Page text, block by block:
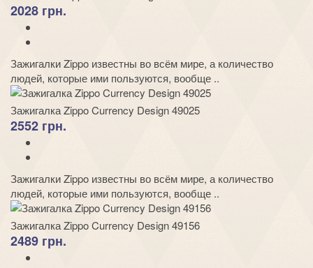
2028 грн.
Зажигалки Zippo известны во всём мире, а количество
людей, которые ими пользуются, вообще ..
Зажигалка Zippo Currency Design 49025
2552 грн.
Зажигалки Zippo известны во всём мире, а количество
людей, которые ими пользуются, вообще ..
Зажигалка Zippo Currency Design 49156
2489 грн.